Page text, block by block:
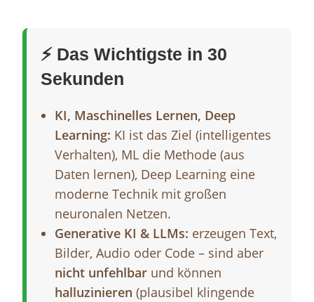
⚡ Das Wichtigste in 30
Sekunden
KI, Maschinelles Lernen, Deep
Learning: KI ist das Ziel (intelligentes
Verhalten), ML die Methode (aus
Daten lernen), Deep Learning eine
moderne Technik mit großen
neuronalen Netzen.
Generative KI & LLMs: erzeugen Text,
Bilder, Audio oder Code – sind aber
nicht unfehlbar und können
halluzinieren (plausibel klingende